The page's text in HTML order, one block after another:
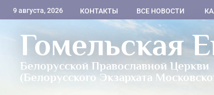
9 августа, 2026 КОНТАКТЫ ВСЕ НОВОСТИ
Гомельская
Белорусской Православной Церкви
(Белорусского Экзархата